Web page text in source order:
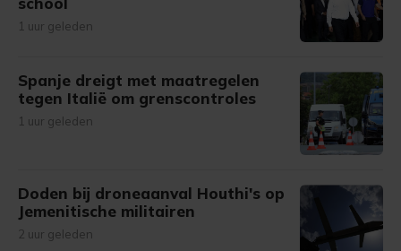
1 uur geleden
Spanje dreigt met maatregelen
tegen Italië om grenscontroles
1 uur geleden
Doden bij droneaanval Houthi's op
Jemenitische militairen
2 uur geleden